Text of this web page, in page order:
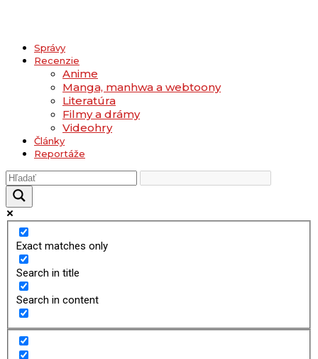
Správy
Recenzie
Anime
Manga, manhwa a webtoony
Literatúra
Filmy a drámy
Videohry
Články
Reportáže
Exact matches only
Search in title
Search in content